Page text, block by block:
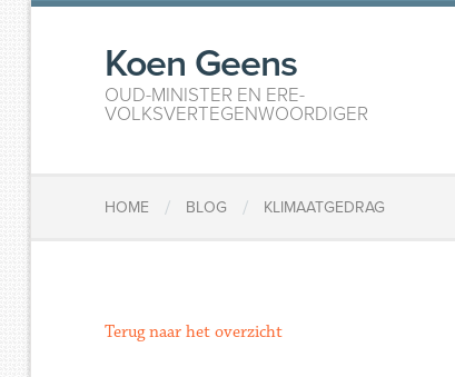
Koen Geens
OUD-MINISTER EN ERE-
VOLKSVERTEGENWOORDIGER
HOME / BLOG / KLIMAATGEDRAG
Terug naar het overzicht